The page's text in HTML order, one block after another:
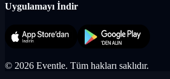
Uygulamayı İndir
© 2026 Eventle. Tüm hakları saklıdır.